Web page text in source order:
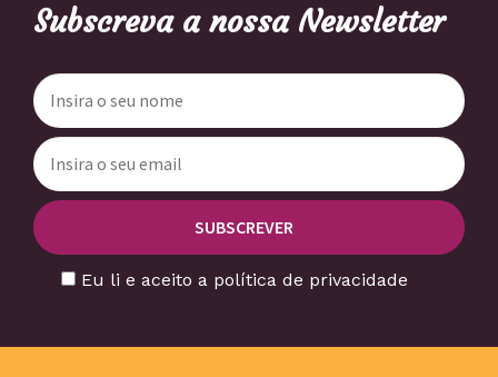
Subscreva a nossa Newsletter
Eu li e aceito a política de privacidade